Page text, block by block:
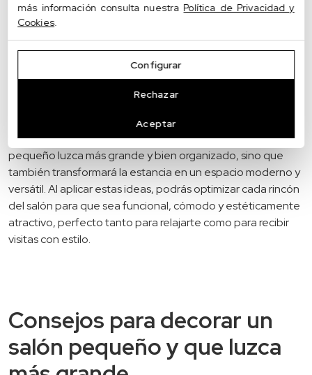
texturas naturales como madera o piedra para dar
profundidad a las paredes.
Cristal y Transparencias: Utiliza mesas de cristal o
acrílico para evitar bloquear la vista y mantener una
sensación de continuidad visual en el salón. Este truco
ayuda a que los espacios parezcan más ligeros y
Incorporar estas tendencias no solo hará que tu salón
pequeño luzca más grande y bien organizado, sino que
también transformará la estancia en un espacio moderno y
versátil. Al aplicar estas ideas, podrás optimizar cada rincón
del salón para que sea funcional, cómodo y estéticamente
atractivo, perfecto tanto para relajarte como para recibir
visitas con estilo.
Consejos para decorar un
salón pequeño y que luzca
más información consulta nuestra Política de Privacidad y
Cookies.
Configurar
Rechazar
Aceptar